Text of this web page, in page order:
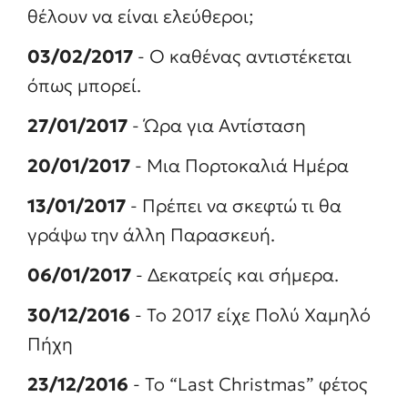
θέλουν να είναι ελεύθεροι;
03/02/2017 - Ο καθένας αντιστέκεται
όπως μπορεί.
27/01/2017 - Ώρα για Αντίσταση
20/01/2017 - Μια Πορτοκαλιά Ημέρα
13/01/2017 - Πρέπει να σκεφτώ τι θα
γράψω την άλλη Παρασκευή.
06/01/2017 - Δεκατρείς και σήμερα.
30/12/2016 - Το 2017 είχε Πολύ Χαμηλό
Πήχη
23/12/2016 - Το “Last Christmas” φέτος